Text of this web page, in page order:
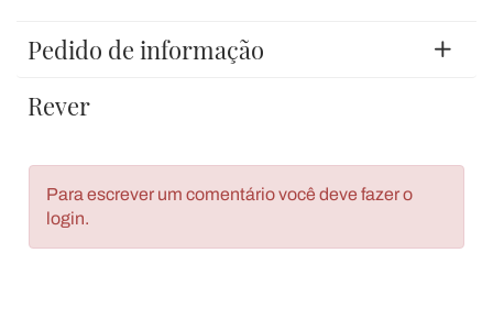
Pedido de informação
Rever
Para escrever um comentário você deve fazer o
login.